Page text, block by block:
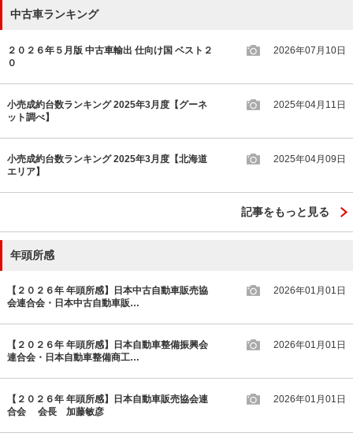
中古車ランキング
２０２６年５月版 中古車輸出 仕向け国 ベスト２
０
2026年07月10日
小売成約台数ランキング 2025年3月度【グーネ
ット調べ】
2025年04月11日
小売成約台数ランキング 2025年3月度【北海道
エリア】
2025年04月09日
記事をもっと見る
年頭所感
【２０２６年 年頭所感】日本中古自動車販売協
会連合会・日本中古自動車販…
2026年01月01日
【２０２６年 年頭所感】日本自動車整備振興会
連合会・日本自動車整備商工…
2026年01月01日
【２０２６年 年頭所感】日本自動車販売協会連
合会 会長 加藤敏彦
2026年01月01日